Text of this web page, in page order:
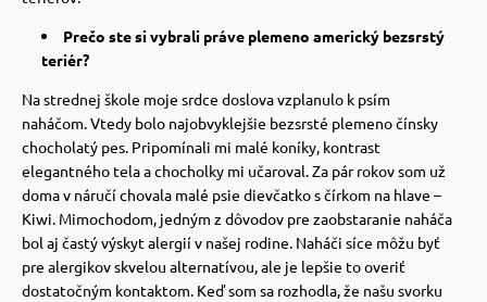
psov
mačky
podložky
poukazy
Prečo ste si vybrali práve plemeno americký bezsrstý
teriér?
Na strednej škole moje srdce doslova vzplanulo k psím
naháčom.Vtedy bolo najobvyklejšie bezsrsté plemeno čínsky
chocholatý pes. Pripomínali mi malé koníky, kontrast
elegantného tela a chocholky mi učaroval.Za pár rokov som už
doma v náručí chovala malé psie dievčatko s čírkom na hlave –
Kiwi. Mimochodom, jedným z dôvodov pre zaobstaranie naháča
bol aj častý výskyt alergií v našej rodine. Naháči síce môžu byť
pre alergikov skvelou alternatívou, ale je lepšie to overiť
dostatočným kontaktom. Keď som sa rozhodla, že našu svorku